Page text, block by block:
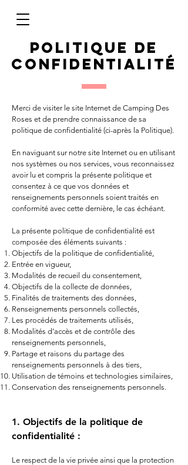
politique de
confidentialité
Merci de visiter le site Internet de Camping Des
Roses et de prendre connaissance de sa
politique de confidentialité (ci-après la Politique).
En naviguant sur notre site Internet ou en utilisant
nos systèmes ou nos services, vous reconnaissez
avoir lu et compris la présente politique et
consentez à ce que vos données et
renseignements personnels soient traités en
conformité avec cette dernière, le cas échéant.
La présente politique de confidentialité est
composée des éléments suivants :
Objectifs de la politique de confidentialité,
Entrée en vigueur,
Modalités de recueil du consentement,
Objectifs de la collecte de données,
Finalités de traitements des données,
Renseignements personnels collectés,
Les procédés de traitements utilisés,
Modalités d’accès et de contrôle des
renseignements personnels,
Partage et raisons du partage des
renseignements personnels à des tiers,
Utilisation de témoins et technologies similaires,
Conservation des renseignements personnels.
1. Objectifs de la politique de
confidentialité :
Le respect de la vie privée ainsi que la protection